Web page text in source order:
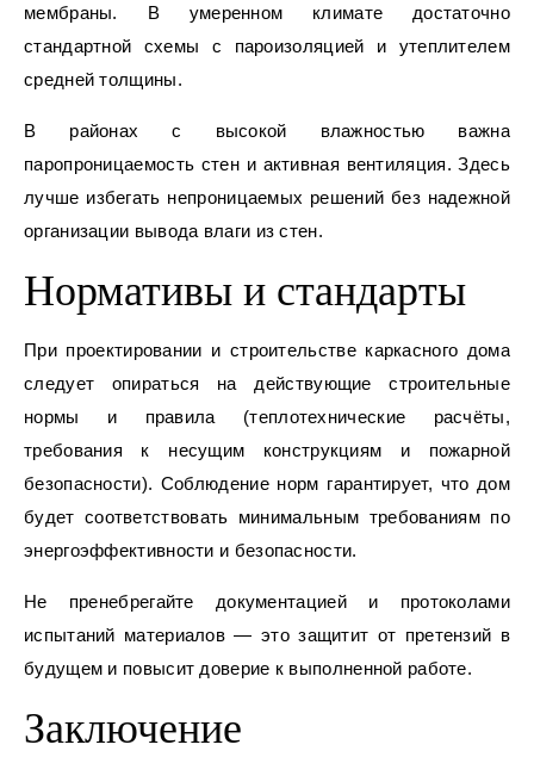
мембраны. В умеренном климате достаточно
стандартной схемы с пароизоляцией и утеплителем
средней толщины.
В районах с высокой влажностью важна
паропроницаемость стен и активная вентиляция. Здесь
лучше избегать непроницаемых решений без надежной
организации вывода влаги из стен.
Нормативы и стандарты
При проектировании и строительстве каркасного дома
следует опираться на действующие строительные
нормы и правила (теплотехнические расчёты,
требования к несущим конструкциям и пожарной
безопасности). Соблюдение норм гарантирует, что дом
будет соответствовать минимальным требованиям по
энергоэффективности и безопасности.
Не пренебрегайте документацией и протоколами
испытаний материалов — это защитит от претензий в
будущем и повысит доверие к выполненной работе.
Заключение